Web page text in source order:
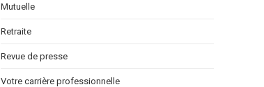
Mutuelle
Retraite
Revue de presse
Votre carrière professionnelle